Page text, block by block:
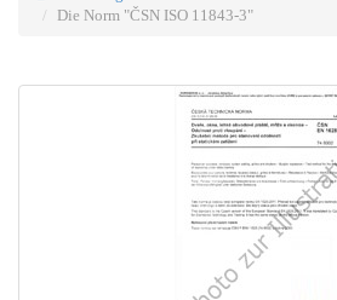
Die Norm "ČSN ISO 11843-3"